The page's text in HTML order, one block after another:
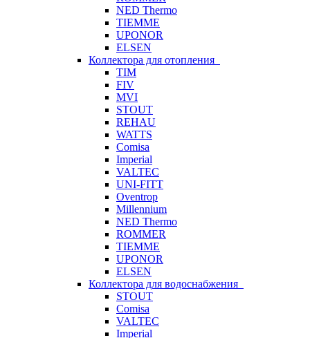
NED Thermo
TIEMME
UPONOR
ELSEN
Коллектора для отопления
TIM
FIV
MVI
STOUT
REHAU
WATTS
Comisa
Imperial
VALTEC
UNI-FITT
Oventrop
Millennium
NED Thermo
ROMMER
TIEMME
UPONOR
ELSEN
Коллектора для водоснабжения
STOUT
Comisa
VALTEC
Imperial